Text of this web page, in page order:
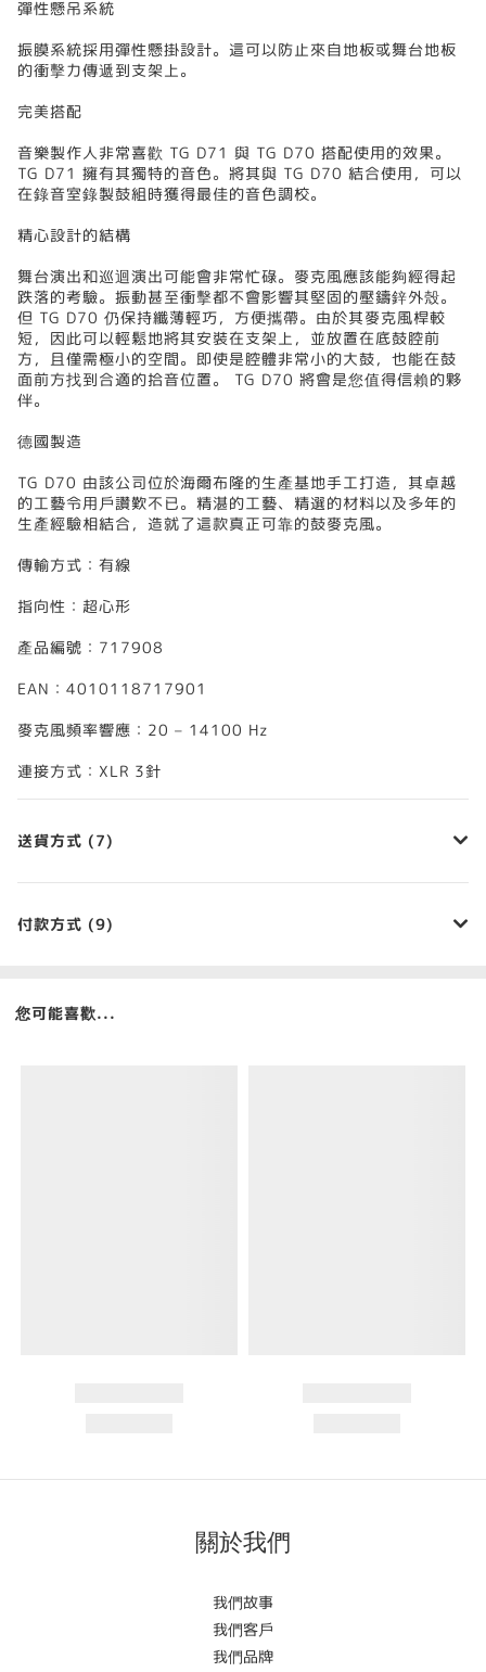
彈性懸吊系統
振膜系統採用彈性懸掛設計。這可以防止來自地板或舞台地板
的衝擊力傳遞到支架上。
完美搭配
音樂製作人非常喜歡 TG D71 與 TG D70 搭配使用的效果。
TG D71 擁有其獨特的音色。將其與 TG D70 結合使用，可以
在錄音室錄製鼓組時獲得最佳的音色調校。
精心設計的結構
舞台演出和巡迴演出可能會非常忙碌。麥克風應該能夠經得起
跌落的考驗。振動甚至衝擊都不會影響其堅固的壓鑄鋅外殼。
但 TG D70 仍保持纖薄輕巧，方便攜帶。由於其麥克風桿較
短，因此可以輕鬆地將其安裝在支架上，並放置在底鼓腔前
方，且僅需極小的空間。即使是腔體非常小的大鼓，也能在鼓
面前方找到合適的拾音位置。 TG D70 將會是您值得信賴的夥
伴。
德國製造
TG D70 由該公司位於海爾布隆的生產基地手工打造，其卓越
的工藝令用戶讚歎不已。精湛的工藝、精選的材料以及多年的
生產經驗相結合，造就了這款真正可靠的鼓麥克風。
傳輸方式：有線
指向性：超心形
產品編號：717908
EAN：4010118717901
麥克風頻率響應：20 – 14100 Hz
連接方式：XLR 3針
送貨方式 (7)
付款方式 (9)
您可能喜歡...
關於我們
我們故事
我們客戶
我們品牌